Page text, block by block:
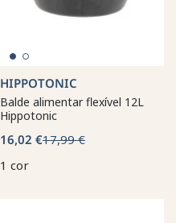
HIPPOTONIC
Balde alimentar flexível 12L
Hippotonic
16,02 €17,99 €
1 cor